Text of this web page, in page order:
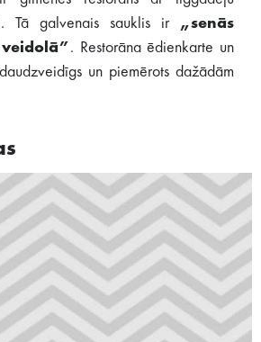
Tā galvenais sauklis ir „senās
. Restorāna ēdienkarte un
un piemērots dažādām